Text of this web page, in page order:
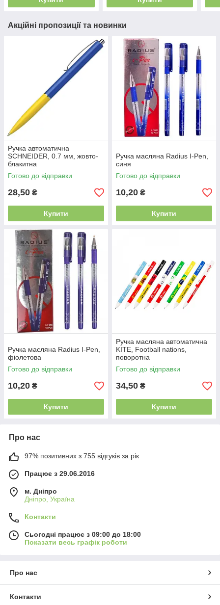
Акційні пропозиції та новинки
Ручка автоматична
SCHNEIDER, 0.7 мм, жовто-
блакитна
Готово до відправки
28,50 ₴
Купити
Ручка масляна Radius I-Pen,
синя
Готово до відправки
10,20 ₴
Купити
Ручка масляна Radius I-Pen,
фіолетова
Готово до відправки
10,20 ₴
Купити
Ручка масляна автоматична
KITE, Football nations,
поворотна
Готово до відправки
34,50 ₴
Купити
Про нас
97% позитивних з 755 відгуків за рік
Працює з 29.06.2016
м. Дніпро
Дніпро, Україна
Контакти
Сьогодні працює з 09:00 до 18:00
Показати весь графік роботи
Про нас
Контакти